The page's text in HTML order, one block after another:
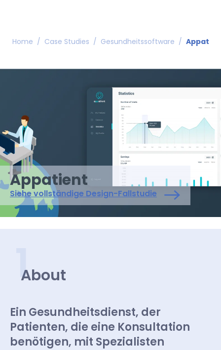
Home / Case Studies / Gesundheitssoftware /
Appatient
Siehe vollständige Design-Fallstudie
1
About
Ein Gesundheitsdienst, der
Patienten, die eine Konsultation
benötigen, mit Spezialisten